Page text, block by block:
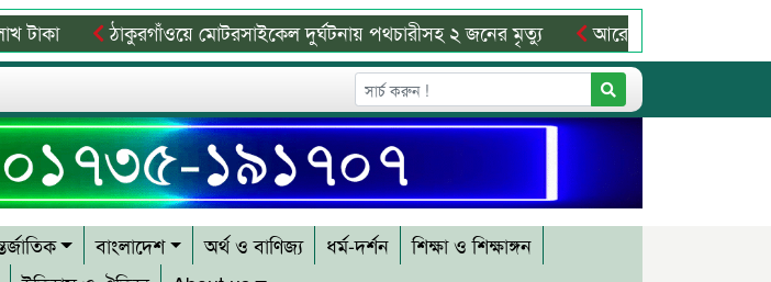
ঠাকুরগাঁওয়ে মোটরসাইকেল দুর্ঘটনায় পথচারীসহ ২ জনের মৃত্যু
আরেক অনলাইন ক্যাসিনো
ডিবি পরিচয়ে কিশোরকে অপহরণের চেষ্টা, অভিযুক্তকে গণপিটুনি ও গাড়ি ভাঙচুর মৌলভীবাজারে
বাংলাদেশ অর্থ ও বাণিজ্য ধর্ম-দর্শন
শিক্ষা ও শিক্ষাঙ্গন